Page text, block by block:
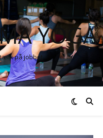
YOGA
på jobbet